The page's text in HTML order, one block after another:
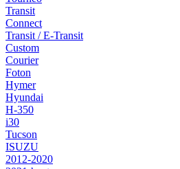
Transit
Connect
Transit / E-Transit
Custom
Courier
Foton
Hymer
Hyundai
H-350
i30
Tucson
ISUZU
2012-2020